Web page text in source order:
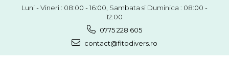
Luni - Vineri : 08:00 - 16:00, Sambata si Duminica : 08:00 -
12:00
0775 228 605
contact@fitodivers.ro